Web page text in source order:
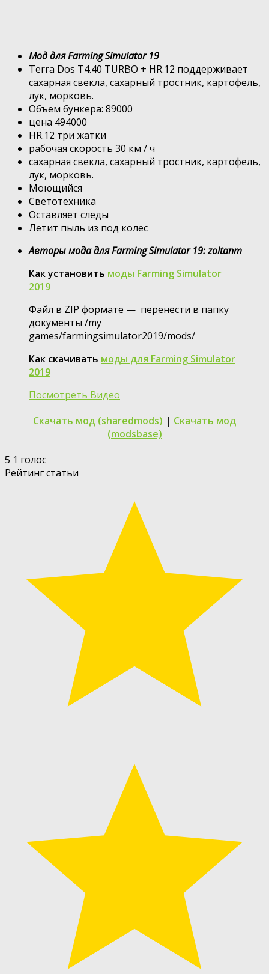
Мод для Farming Simulator 19
Terra Dos T4.40 TURBO + HR.12 поддерживает
сахарная свекла, сахарный тростник, картофель,
лук, морковь.
Объем бункера: 89000
цена 494000
HR.12 три жатки
рабочая скорость 30 км / ч
сахарная свекла, сахарный тростник, картофель,
лук, морковь.
Моющийся
Светотехника
Оставляет следы
Летит пыль из под колес
Авторы мода для Farming Simulator 19: zoltanm
Как установить моды Farming Simulator
2019
Файл в ZIP формате — перенести в папку
документы /my
games/farmingsimulator2019/mods/
Как скачивать моды для Farming Simulator
2019
Посмотреть Видео
Скачать мод (sharedmods) | Скачать мод
(modsbase)
5 1 голос
Рейтинг статьи